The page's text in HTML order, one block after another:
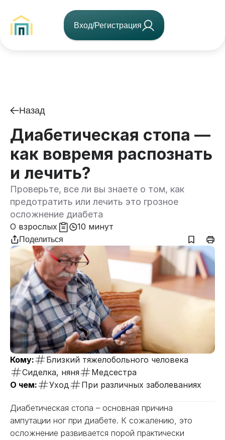
Вход/Регистрация
Назад
Диабетическая стопа —
как вовремя распознать
и лечить?
Проверьте, все ли вы знаете о том, как
предотратить или лечить это грозное
осложнение диабета
О взрослых 10 минут
Поделиться
Кому:
Близкий тяжелобольного человека
Сиделка, няня
Медсестра
О чем:
Уход При различных заболеваниях
Диабетическая стопа – основная причина
ампутации ног при диабете. К сожалению, это
осложнение развивается порой практически